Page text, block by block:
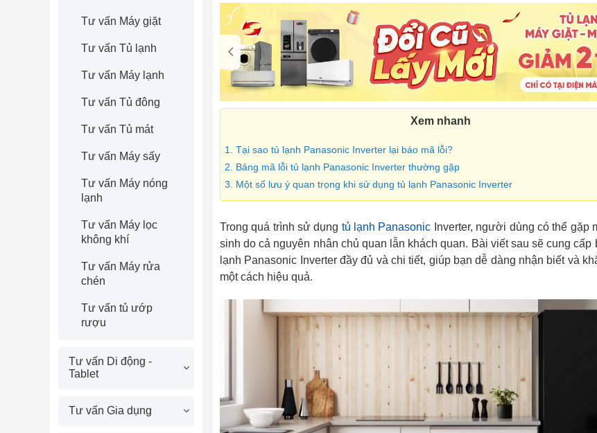
Tư vấn Máy giặt
Tư vấn Tủ lạnh
Tư vấn Máy lạnh
Tư vấn Tủ đông
Tư vấn Tủ mát
Tư vấn Máy sấy
Tư vấn Máy nóng
lạnh
Tư vấn Máy lọc
không khí
Tư vấn Máy rửa
chén
Tư vấn tủ ướp
rượu
Tư vấn Di động -
Tablet
Tư vấn Gia dụng
Xem nhanh
1. Tại sao tủ lạnh Panasonic Inverter lại báo mã lỗi?
2. Bảng mã lỗi tủ lạnh Panasonic Inverter thường gặp
3. Một số lưu ý quan trọng khi sử dụng tủ lạnh Panasonic Inverter
Trong quá trình sử dụng tủ lạnh Panasonic Inverter, người dùng có thể gặp
sinh do cả nguyên nhân chủ quan lẫn khách quan. Bài viết sau sẽ cung cấp
lạnh Panasonic Inverter đầy đủ và chi tiết, giúp bạn dễ dàng nhận biết và
một cách hiệu quả.